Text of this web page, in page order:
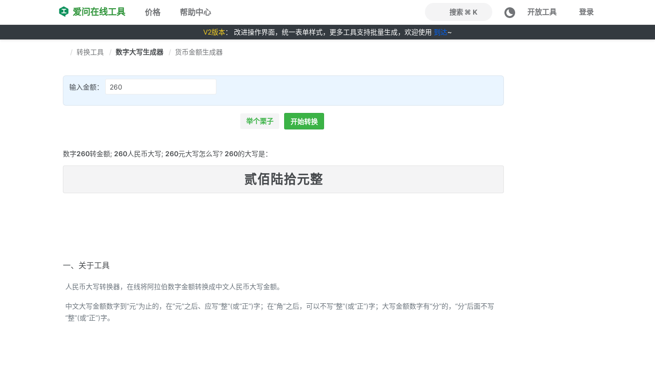
爱问在线工具 价格 帮助中心 搜索 ⌘ K 开放工具 登录
V2版本： 改进操作界面，统一表单样式，更多工具支持批量生成，欢迎使用 到达~
转换工具 数字大写生成器 货币金额生成器
输入金额：
举个栗子 开始转换
数字260转金额; 260人民币大写; 260元大写怎么写? 260的大写是：
贰佰陆拾元整
一、关于工具
人民币大写转换器，在线将阿拉伯数字金额转换成中文人民币大写金额。
中文大写金额数字到“元”为止的，在“元”之后、应写“整”(或“正”)字；在“角”之后，可以不写“整”(或“正”)字；大写金额数字有“分”的，“分”后面不写
“整”(或“正”)字。